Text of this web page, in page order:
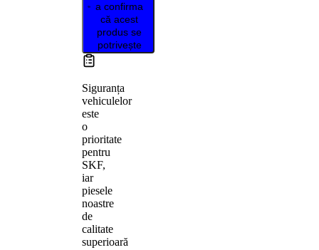
a confirma
că acest
produs se
potrivește
Siguranța
vehiculelor
este
o
prioritate
pentru
SKF,
iar
piesele
noastre
de
calitate
superioară